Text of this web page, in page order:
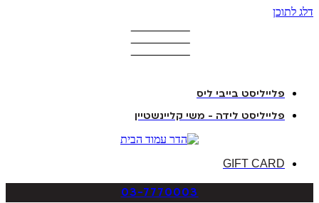
דלג לתוכן
פלייליסט בייבי ליס
פלייליסט לידה - משי קליינשטיין
GIFT CARD
03-7770003